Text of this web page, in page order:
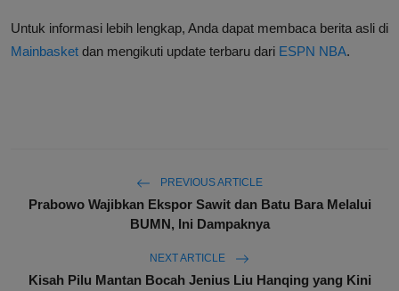
Untuk informasi lebih lengkap, Anda dapat membaca berita asli di
Mainbasket dan mengikuti update terbaru dari ESPN NBA.
PREVIOUS ARTICLE
Prabowo Wajibkan Ekspor Sawit dan Batu Bara Melalui
BUMN, Ini Dampaknya
NEXT ARTICLE
Kisah Pilu Mantan Bocah Jenius Liu Hanqing yang Kini